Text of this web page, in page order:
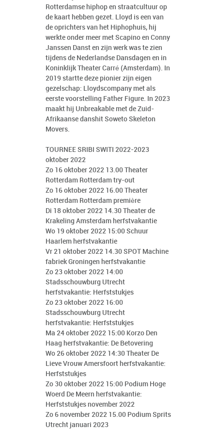
Rotterdamse hiphop en straatcultuur op
de kaart hebben gezet. Lloyd is een van
de oprichters van het Hiphophuis, hij
werkte onder meer met Scapino en Conny
Janssen Danst en zijn werk was te zien
tijdens de Nederlandse Dansdagen en in
Koninklijk Theater Carré (Amsterdam). In
2019 startte deze pionier zijn eigen
gezelschap: Lloydscompany met als
eerste voorstelling Father Figure. In 2023
maakt hij Unbreakable met de Zuid-
Afrikaanse danshit Soweto Skeleton
Movers.
TOURNEE SRIBI SWITI 2022-2023
oktober 2022
Zo 16 oktober 2022 13.00 Theater
Rotterdam Rotterdam try-out
Zo 16 oktober 2022 16.00 Theater
Rotterdam Rotterdam première
Di 18 oktober 2022 14.30 Theater de
Krakeling Amsterdam herfstvakantie
Wo 19 oktober 2022 15:00 Schuur
Haarlem herfstvakantie
Vr 21 oktober 2022 14.30 SPOT Machine
fabriek Groningen herfstvakantie
Zo 23 oktober 2022 14:00
Stadsschouwburg Utrecht
herfstvakantie: Herfststukjes
Zo 23 oktober 2022 16:00
Stadsschouwburg Utrecht
herfstvakantie: Herfststukjes
Ma 24 oktober 2022 15:00 Korzo Den
Haag herfstvakantie: De Betovering
Wo 26 oktober 2022 14:30 Theater De
Lieve Vrouw Amersfoort herfstvakantie:
Herfststukjes
Zo 30 oktober 2022 15:00 Podium Hoge
Woerd De Meern herfstvakantie:
Herfststukjes november 2022
Zo 6 november 2022 15.00 Podium Sprits
Utrecht januari 2023